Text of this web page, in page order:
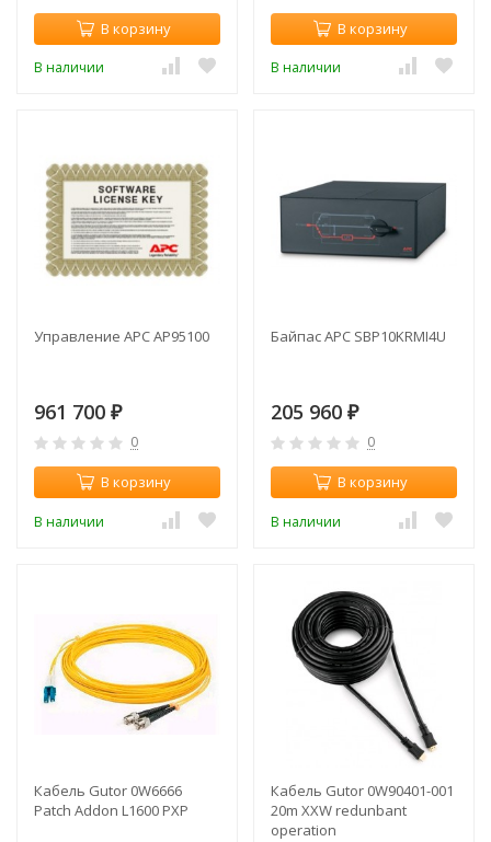
В корзину
В наличии
В корзину
В наличии
Управление APC AP95100
961 700 ₽
0
В корзину
В наличии
Байпас APC SBP10KRMI4U
205 960 ₽
0
В корзину
В наличии
Кабель Gutor 0W6666
Patch Addon L1600 PXP
Кабель Gutor 0W90401-001
20m XXW redunbant
operation